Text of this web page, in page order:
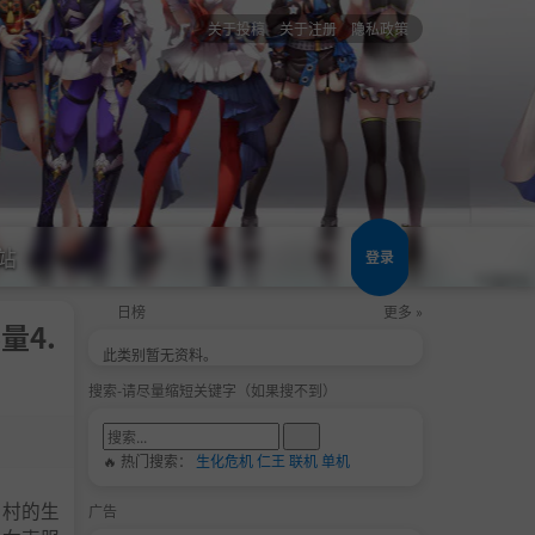
关于投稿 关于注册 隐私政策
登录
4.
的生
日榜 更多 »
此类别暂无资料。
搜索-请尽量缩短关键字（如果搜不到）
🔥 热门搜索： 生化危机仁王 联机单机
广告